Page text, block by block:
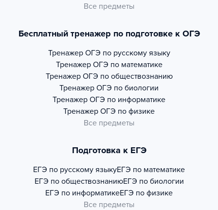
Все предметы
Бесплатный тренажер по подготовке к ОГЭ
Тренажер ОГЭ по русскому языку
Тренажер ОГЭ по математике
Тренажер ОГЭ по обществознанию
Тренажер ОГЭ по биологии
Тренажер ОГЭ по информатике
Тренажер ОГЭ по физике
Все предметы
Подготовка к ЕГЭ
ЕГЭ по русскому языкуЕГЭ по математике
ЕГЭ по обществознаниюЕГЭ по биологии
ЕГЭ по информатикеЕГЭ по физике
Все предметы